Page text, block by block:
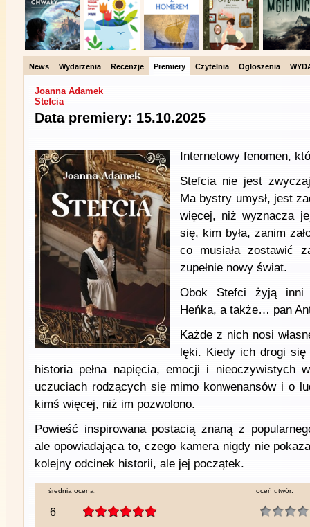
News Wydarzenia Recenzje Premiery Czytelnia Ogłoszenia
Joanna Adamek
Stefcia
Data premiery: 15.10.2025
Internetowy fenomen,
Stefcia nie jest
Ma bystry umysł, jest
więcej, niż wyznacza
się, kim była, zanim
co musiała zostawić
zupełnie nowy świat.
Obok Stefci żyją
Heńka, a także… pan
Każde z nich nosi
lęki. Kiedy ich drogi
historia pełna napięcia, emocji i nieoczywistych
uczuciach rodzących się mimo konwenansów i o
kimś więcej, niż im pozwolono.
Powieść inspirowana postacią znaną z
ale opowiadająca to, czego kamera nigdy nie
kolejny odcinek historii, ale jej początek.
średnia ocena:
6
oceń utwór: